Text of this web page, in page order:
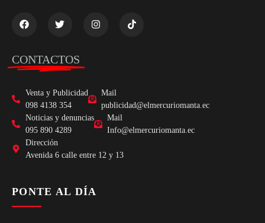
CONTACTOS
Venta y Publicidad
098 4138 354
Mail
publicidad@elmercuriomanta.ec
Noticias y denuncias
095 890 4289
Mail
Info@elmercuriomanta.ec
Dirección
Avenida 6 calle entre 12 y 13
PONTE AL DÍA